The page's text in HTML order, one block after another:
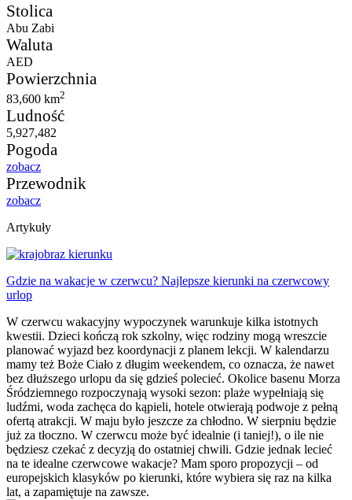
Stolica
Abu Zabi
Waluta
AED
Powierzchnia
83,600 km2
Ludność
5,927,482
Pogoda
zobacz
Przewodnik
zobacz
Artykuły
Gdzie na wakacje w czerwcu? Najlepsze kierunki na czerwcowy
urlop
W czerwcu wakacyjny wypoczynek warunkuje kilka istotnych
kwestii. Dzieci kończą rok szkolny, więc rodziny mogą wreszcie
planować wyjazd bez koordynacji z planem lekcji. W kalendarzu
mamy też Boże Ciało z długim weekendem, co oznacza, że nawet
bez dłuższego urlopu da się gdzieś polecieć. Okolice basenu Morza
Śródziemnego rozpoczynają wysoki sezon: plaże wypełniają się
ludźmi, woda zachęca do kąpieli, hotele otwierają podwoje z pełną
ofertą atrakcji. W maju było jeszcze za chłodno. W sierpniu będzie
już za tłoczno. W czerwcu może być idealnie (i taniej!), o ile nie
będziesz czekać z decyzją do ostatniej chwili. Gdzie jednak lecieć
na te idealne czerwcowe wakacje? Mam sporo propozycji – od
europejskich klasyków po kierunki, które wybiera się raz na kilka
lat, a zapamiętuje na zawsze.